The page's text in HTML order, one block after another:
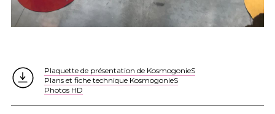
Plaquette de présentation de KosmogonieS
Plans et fiche technique KosmogonieS
Photos HD